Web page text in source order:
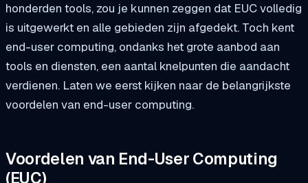
honderden tools, zou je kunnen zeggen dat EUC volledig
is uitgewerkt en alle gebieden zijn afgedekt. Toch kent
end-user computing, ondanks het grote aanbod aan
tools en diensten, een aantal knelpunten die aandacht
verdienen. Laten we eerst kijken naar de belangrijkste
voordelen van end-user computing.
Voordelen van End-User Computing
(EUC)